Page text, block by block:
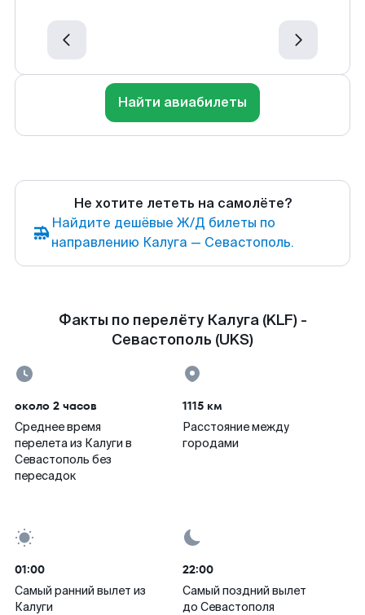
Найти авиабилеты
Не хотите лететь на самолёте?
Найдите дешёвые Ж/Д билеты по
направлению Калуга — Севастополь.
Факты по перелёту Калуга (KLF) -
Севастополь (UKS)
около 2 часов
Среднее время
перелета из Калуги в
Севастополь без
пересадок
1115 км
Расстояние между
городами
01:00
Самый ранний вылет из
Калуги
22:00
Самый поздний вылет
до Севастополя